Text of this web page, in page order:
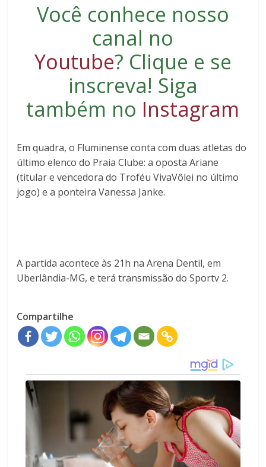
Você conhece nosso
canal no
Youtube? Clique e se
inscreva! Siga
também no Instagram
Em quadra, o Fluminense conta com duas atletas do
último elenco do Praia Clube: a oposta Ariane
(titular e vencedora do Troféu VivaVôlei no último
jogo) e a ponteira Vanessa Janke.
A partida acontece às 21h na Arena Dentil, em
Uberlândia-MG, e terá transmissão do Sportv 2.
Compartilhe